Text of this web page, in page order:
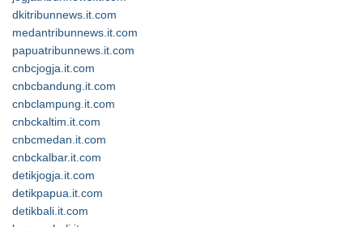
dkitribunnews.it.com
medantribunnews.it.com
papuatribunnews.it.com
cnbcjogja.it.com
cnbcbandung.it.com
cnbclampung.it.com
cnbckaltim.it.com
cnbcmedan.it.com
cnbckalbar.it.com
detikjogja.it.com
detikpapua.it.com
detikbali.it.com